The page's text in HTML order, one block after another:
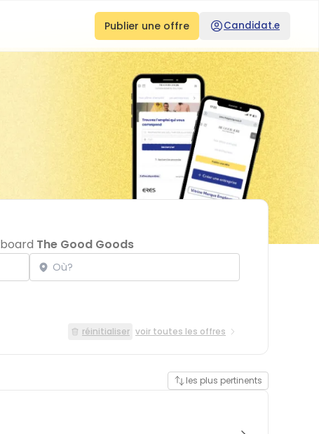
Publier une offre Candidat.e
The Good Goods
Localisation
réinitialiser voir toutes les offres
les plus pertinents